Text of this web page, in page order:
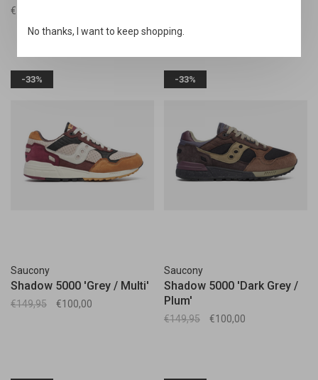
€159,95
-33%
Saucony
Shadow 5000 'Grey / Multi'
€149,95 €100,00
-33%
Saucony
Shadow 5000 'Dark Grey /
Plum'
€149,95 €100,00
No thanks, I want to keep shopping.